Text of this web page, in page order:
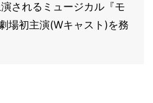
されるミュージカル『モ
場初主演(Wキャスト)を務